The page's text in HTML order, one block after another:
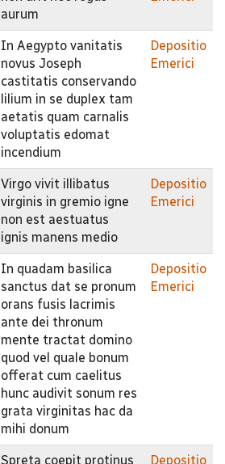
aurum
In Aegypto vanitatis
novus Joseph
castitatis conservando
lilium in se duplex tam
aetatis quam carnalis
voluptatis edomat
incendium
Depositio
Emerici
Virgo vivit illibatus
virginis in gremio igne
non est aestuatus
ignis manens medio
Depositio
Emerici
In quadam basilica
sanctus dat se pronum
orans fusis lacrimis
ante dei thronum
mente tractat domino
quod vel quale bonum
offerat cum caelitus
hunc audivit sonum res
grata virginitas hac da
mihi donum
Depositio
Emerici
Spreta coepit protinus
Depositio